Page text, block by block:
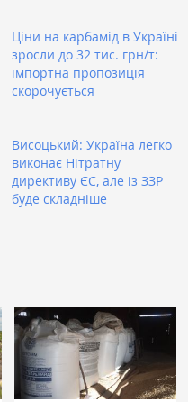
Ціни на карбамід в Україні
зросли до 32 тис. грн/т:
імпортна пропозиція
скорочується
Висоцький: Україна легко
виконає Нітратну
директиву ЄС, але із ЗЗР
буде складніше